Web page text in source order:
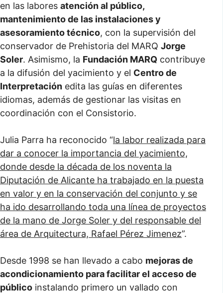
en las labores atención al público,
mantenimiento de las instalaciones y
asesoramiento técnico, con la supervisión del
conservador de Prehistoria del MARQ Jorge
Soler. Asimismo, la Fundación MARQ contribuye
a la difusión del yacimiento y el Centro de
Interpretación edita las guías en diferentes
idiomas, además de gestionar las visitas en
coordinación con el Consistorio.
Julia Parra ha reconocido “la labor realizada para
dar a conocer la importancia del yacimiento,
donde desde la década de los noventa la
Diputación de Alicante ha trabajado en la puesta
en valor y en la conservación del conjunto y se
ha ido desarrollando toda una línea de proyectos
de la mano de Jorge Soler y del responsable del
área de Arquitectura, Rafael Pérez Jimenez”.
Desde 1998 se han llevado a cabo mejoras de
acondicionamiento para facilitar el acceso de
público instalando primero un vallado con